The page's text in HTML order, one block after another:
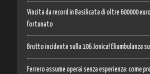
Vincita da record in Basilicata di oltre 600000
fortunato
Brutto incidente sulla 106 Jonica! Eliambulanza
Ferrero assume operai senza esperienza: come